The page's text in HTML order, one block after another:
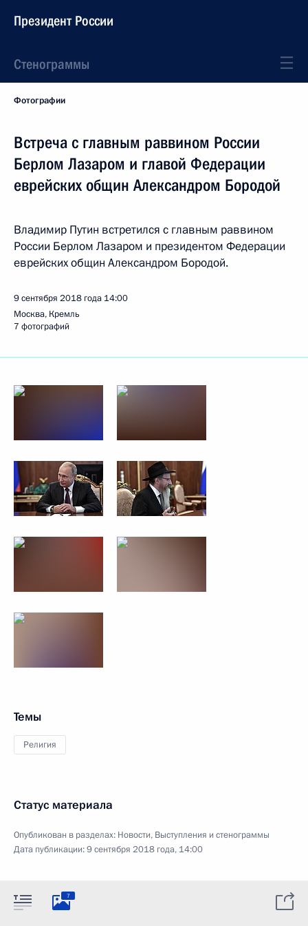
Президент России
Стенограммы
Фотографии
Встреча с главным раввином России
Берлом Лазаром и главой Федерации
еврейских общин Александром Бородой
Владимир Путин встретился с главным раввином
России Берлом Лазаром и президентом Федерации
еврейских общин Александром Бородой.
9 сентября 2018 года 14:00
Москва, Кремль
7 фотографий
Темы
Религия
Статус материала
Опубликован в разделах: Новости, Выступления и стенограммы
Дата публикации:9 сентября 2018 года, 14:00
7